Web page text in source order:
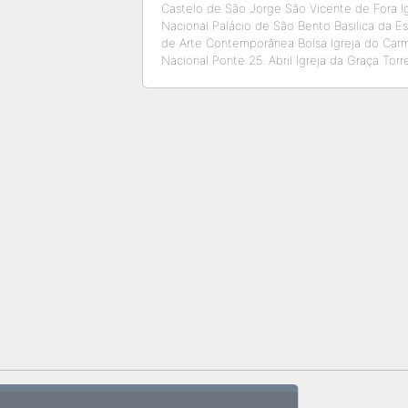
Castelo de São Jorge São Vicente de Fora
Nacional Palácio de São Bento Basilica da
de Arte Contemporânea Bolsa Igreja do
Nacional Ponte 25. Abril Igreja da Graça